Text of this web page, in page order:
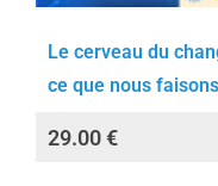
Le cerveau du
ce que nous
29.00€